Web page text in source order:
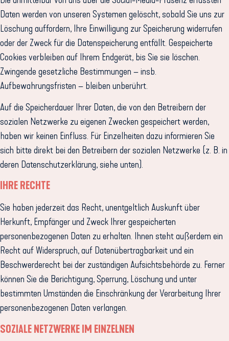
Daten werden von unseren Systemen gelöscht, sobald Sie uns zur
Löschung auffordern, Ihre Einwilligung zur Speicherung widerrufen
oder der Zweck für die Datenspeicherung entfällt. Gespeicherte
Cookies verbleiben auf Ihrem Endgerät, bis Sie sie löschen.
Zwingende gesetzliche Bestimmungen – insb.
Aufbewahrungsfristen – bleiben unberührt.
Auf die Speicherdauer Ihrer Daten, die von den Betreibern der
sozialen Netzwerke zu eigenen Zwecken gespeichert werden,
haben wir keinen Einfluss. Für Einzelheiten dazu informieren Sie
sich bitte direkt bei den Betreibern der sozialen Netzwerke (z. B. in
deren Datenschutzerklärung, siehe unten).
IHRE RECHTE
Sie haben jederzeit das Recht, unentgeltlich Auskunft über
Herkunft, Empfänger und Zweck Ihrer gespeicherten
personenbezogenen Daten zu erhalten. Ihnen steht außerdem ein
Recht auf Widerspruch, auf Datenübertragbarkeit und ein
Beschwerderecht bei der zuständigen Aufsichtsbehörde zu. Ferner
können Sie die Berichtigung, Sperrung, Löschung und unter
bestimmten Umständen die Einschränkung der Verarbeitung Ihrer
personenbezogenen Daten verlangen.
SOZIALE NETZWERKE IM EINZELNEN